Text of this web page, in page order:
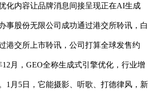
化内容让品牌消息间接呈现正在AI生成
事股份无限公司成功通过港交所聆讯，白
港交所上市聆讯，公司打算全球发售约
12月，GEO全称生成式引擎优化，行业增
1月5日，它能摄影、听歌、打德律风，新